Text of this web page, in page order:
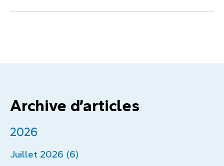
Archive d’articles
2026
Juillet 2026 (6)